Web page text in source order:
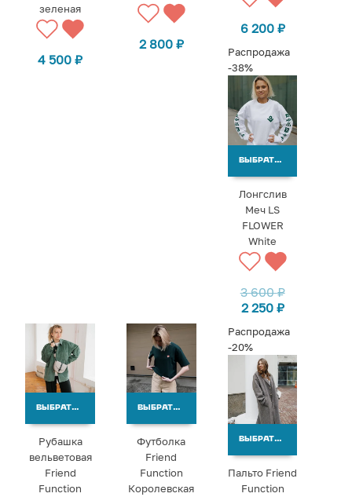
зеленая
4 500₽
2 800 ₽
6 200 ₽
Распродажа
-38%
ВЫБРАТЬ ВАРИАНТЫ
Лонгслив
Меч LS
FLOWER
White
3 600₽
2 250 ₽
ВЫБРАТЬ ВАРИАНТЫ
Рубашка
вельветовая
Friend
Function
ВЫБРАТЬ ВАРИАНТЫ
Футболка
Friend
Function
Королевская
Распродажа
-20%
ВЫБРАТЬ ВАРИАНТЫ
Пальто Friend
Function